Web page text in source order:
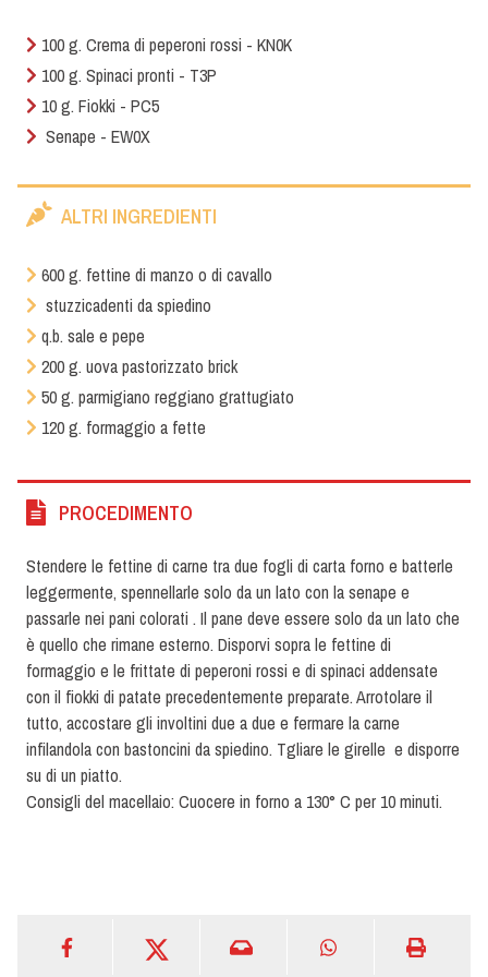
100 g. Crema di peperoni rossi - KN0K
100 g. Spinaci pronti - T3P
10 g. Fiokki - PC5
Senape - EW0X
ALTRI INGREDIENTI
600 g. fettine di manzo o di cavallo
stuzzicadenti da spiedino
q.b. sale e pepe
200 g. uova pastorizzato brick
50 g. parmigiano reggiano grattugiato
120 g. formaggio a fette
PROCEDIMENTO
Stendere le fettine di carne tra due fogli di carta forno e batterle
leggermente, spennellarle solo da un lato con la senape e
passarle nei pani colorati . Il pane deve essere solo da un lato che
è quello che rimane esterno. Disporvi sopra le fettine di
formaggio e le frittate di peperoni rossi e di spinaci addensate
con il fiokki di patate precedentemente preparate. Arrotolare il
tutto, accostare gli involtini due a due e fermare la carne
infilandola con bastoncini da spiedino. Tgliare le girelle e disporre
su di un piatto.
Consigli del macellaio: Cuocere in forno a 130° C per 10 minuti.